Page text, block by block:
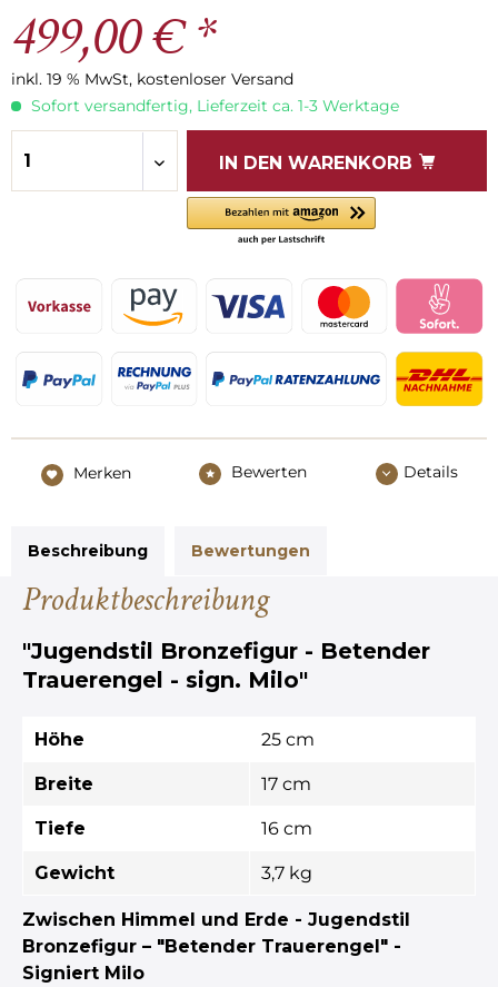
499,00 € *
inkl. 19 % MwSt, kostenloser Versand
Sofort versandfertig, Lieferzeit ca. 1-3 Werktage
IN DEN WARENKORB
Merken Bewerten Details
Beschreibung Bewertungen
Produktbeschreibung
"Jugendstil Bronzefigur - Betender
Trauerengel - sign. Milo"
Höhe 25 cm
Breite 17 cm
Tiefe 16 cm
Gewicht 3,7 kg
Zwischen Himmel und Erde - Jugendstil
Bronzefigur – "Betender Trauerengel" -
Signiert Milo